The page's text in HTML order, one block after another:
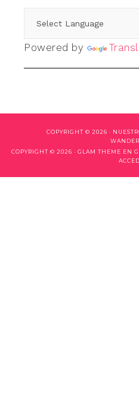
Powered by
COPYRIGHT © 2026 ·
COPYRIGHT © 2026 · GLAM THEME EN